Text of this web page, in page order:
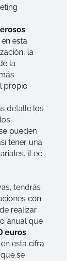
en esta
la
la
propio
detalle los
pueden
tener una
¡Lee
tendrás
con
realizar
anual que
euros
esta cifra
se